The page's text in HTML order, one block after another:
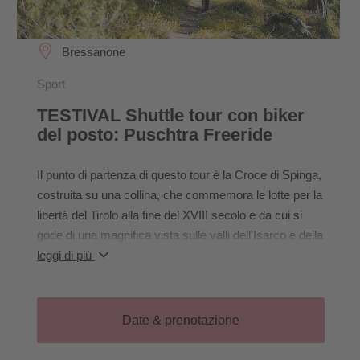
Bressanone
Sport
TESTIVAL Shuttle tour con biker
del posto: Puschtra Freeride
Il punto di partenza di questo tour è la Croce di Spinga,
costruita su una collina, che commemora le lotte per la
libertà del Tirolo alla fine del XVIII secolo e da cui si
gode di una magnifica vista sulle valli dell'Isarco e della
Pusteria. Il tratto da Bressanone al punto di partenza lo
scorrevoli, ci portano su un terreno atipico per
Bressanone: è per lo più asciutto, sabbioso e un po'
leggi di più
Date & prenotazione